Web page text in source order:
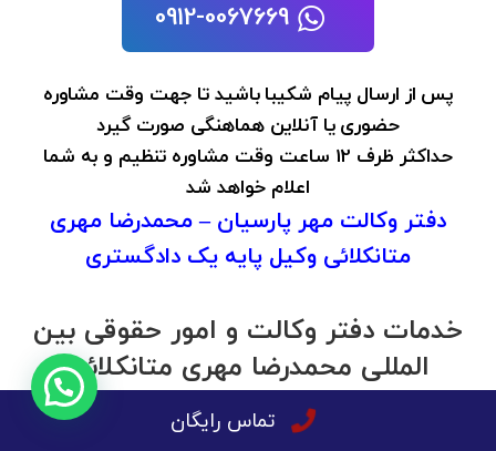
0912-0067669
پس از ارسال پیام شکیبا باشید تا جهت وقت مشاوره
حضوری یا آنلاین هماهنگی صورت گیرد
حداکثر ظرف 12 ساعت وقت مشاوره تنظیم و به شما
اعلام خواهد شد
دفتر وکالت مهر پارسیان – محمدرضا مهری
متانکلائی وکیل پایه یک دادگستری
خدمات دفتر وکالت و امور حقوقی بین
المللی محمدرضا مهری متانکلائی
مشاوره حقوقی آنلاین با وکلای پایه یک دادگستری در موضوعات
تخصصی در همه ساعات شبانه روز
تماس رایگان